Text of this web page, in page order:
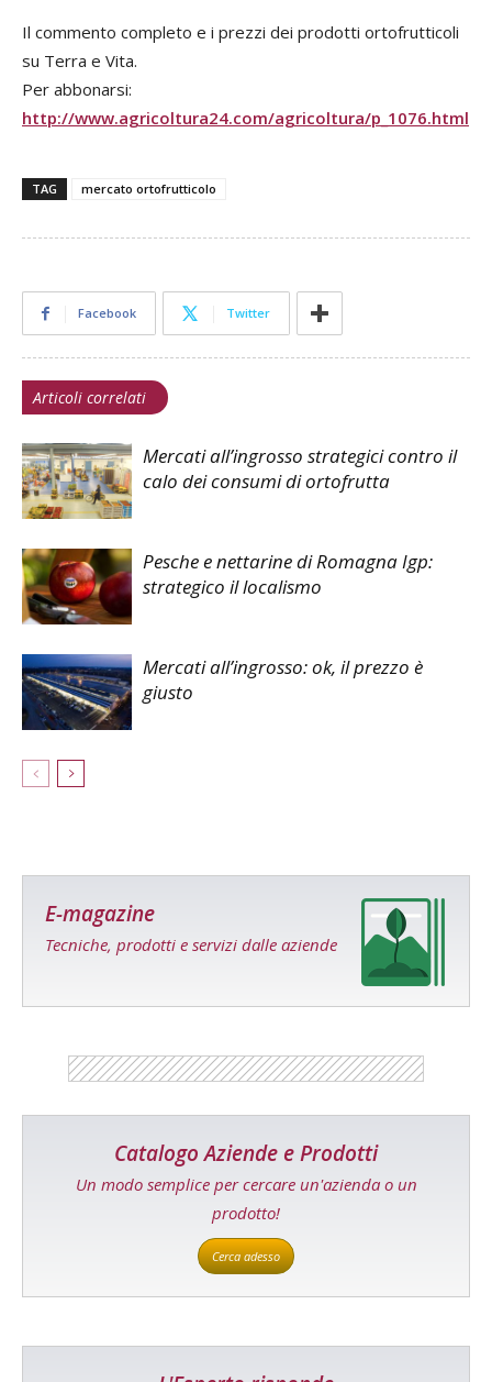
Il commento completo e i prezzi dei prodotti ortofrutticoli
su Terra e Vita.
Per abbonarsi:
http://www.agricoltura24.com/agricoltura/p_1076.html
TAG mercato ortofrutticolo
Facebook Twitter
Articoli correlati
Mercati all’ingrosso strategici contro il
calo dei consumi di ortofrutta
Pesche e nettarine di Romagna Igp:
strategico il localismo
Mercati all’ingrosso: ok, il prezzo è
giusto
E-magazine
Tecniche, prodotti e servizi dalle aziende
Catalogo Aziende e Prodotti
Un modo semplice per cercare un'azienda o un
prodotto!
Cerca adesso